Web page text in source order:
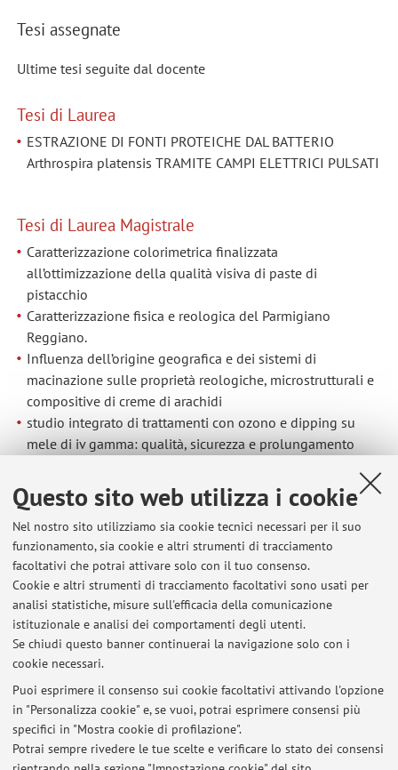
Questo sito web utilizza i cookie
Nel nostro sito utilizziamo sia cookie tecnici necessari per il suo
funzionamento, sia cookie e altri strumenti di tracciamento
facoltativi che potrai attivare solo con il tuo consenso.
Cookie e altri strumenti di tracciamento facoltativi sono usati per
analisi statistiche, misure sull'efficacia della comunicazione
istituzionale e analisi dei comportamenti degli utenti.
Se chiudi questo banner continuerai la navigazione solo con i
cookie necessari.
Puoi esprimere il consenso sui cookie facoltativi attivando l'opzione
in "Personalizza cookie" e, se vuoi, potrai esprimere consensi più
specifici in "Mostra cookie di profilazione".
Potrai sempre rivedere le tue scelte e verificare lo stato dei consensi
Tesi assegnate
Ultime tesi seguite dal docente
Tesi di Laurea
ESTRAZIONE DI FONTI PROTEICHE DAL BATTERIO
Arthrospira platensis TRAMITE CAMPI ELETTRICI PULSATI
Tesi di Laurea Magistrale
Caratterizzazione colorimetrica finalizzata
all’ottimizzazione della qualità visiva di paste di
pistacchio
Caratterizzazione fisica e reologica del Parmigiano
Reggiano.
Influenza dell’origine geografica e dei sistemi di
macinazione sulle proprietà reologiche, microstrutturali e
compositive di creme di arachidi
studio integrato di trattamenti con ozono e dipping su
mele di iv gamma: qualità, sicurezza e prolungamento
Uso di NaDES per l’estrazione di composti fenolici dalle
bucce di avocado Hass: influenza della luce sulla stabilità
e potenziali applicazioni come arricchimento
antiossidante e protezione anti imbrunimento
dell’avocado di IV gamma
Modalità di Esame 26.01.21
Pubblicato il: 20 gennaio 2021
Risultati Esami Analisi Fisiche e Reologiche 2018